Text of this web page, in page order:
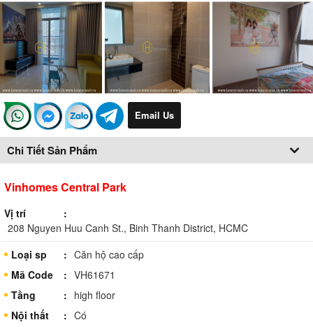
Email Us
Chi Tiết Sản Phẩm
Vinhomes Central Park
Vị trí
208 Nguyen Huu Canh St., Binh Thanh District, HCMC
Loại sp
Căn hộ cao cấp
Mã Code
VH61671
Tầng
high floor
Nội thất
Có